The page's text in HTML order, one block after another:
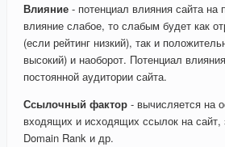
Влияние - потенциал влияния сайта
влияние слабое, то слабым будет как
(если рейтинг низкий), так и
высокий) и наоборот. Потенциал
постоянной аудитории сайта.
Ссылочный фактор - вычисляется на
входящих и исходящих ссылок на сайт,
Domain Rank и др.